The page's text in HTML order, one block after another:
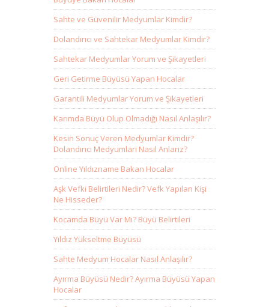
Sahte ve Güvenilir Medyumlar Kimdir?
Dolandırıcı ve Sahtekar Medyumlar Kimdir?
Sahtekar Medyumlar Yorum ve Şikayetleri
Geri Getirme Büyüsü Yapan Hocalar
Garantili Medyumlar Yorum ve Şikayetleri
Karımda Büyü Olup Olmadığı Nasıl Anlaşılır?
Kesin Sonuç Veren Medyumlar Kimdir?
Dolandırıcı Medyumları Nasıl Anlarız?
Online Yıldızname Bakan Hocalar
Aşk Vefki Belirtileri Nedir? Vefk Yapılan Kişi
Ne Hisseder?
Kocamda Büyü Var Mı? Büyü Belirtileri
Yıldız Yükseltme Büyüsü
Sahte Medyum Hocalar Nasıl Anlaşılır?
Ayırma Büyüsü Nedir? Ayırma Büyüsü Yapan
Hocalar